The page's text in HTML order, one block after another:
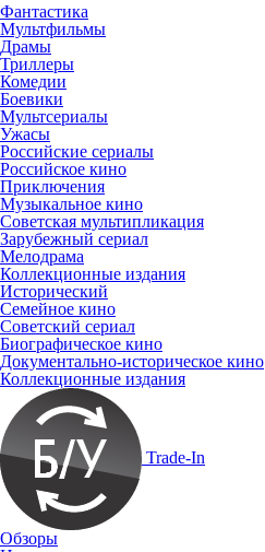
Фантастика
Мультфильмы
Драмы
Триллеры
Комедии
Боевики
Мультсериалы
Ужасы
Российские сериалы
Российское кино
Приключения
Музыкальное кино
Советская мультипликация
Зарубежный сериал
Мелодрама
Коллекционные издания
Исторический
Семейное кино
Советский сериал
Биографическое кино
Документально-историческое кино
Коллекционные издания
Trade-In
Обзоры